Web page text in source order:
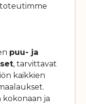
toteutimme
puu- ja
, tarvittavat
kaikkien
kokonaan ja